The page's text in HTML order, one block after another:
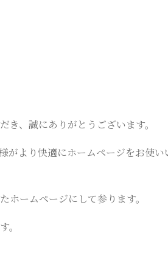
、誠にありがとうございます。
がより快適にホームページをお使
ームページにして参ります。
。